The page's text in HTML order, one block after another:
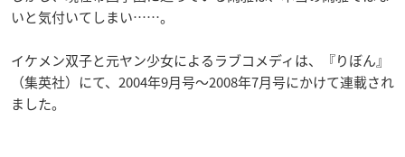
いと気付いてしまい……。
イケメン双子と元ヤン少女によるラブコメディは、『りぼん』
（集英社）にて、2004年9月号〜2008年7月号にかけて連載され
ました。